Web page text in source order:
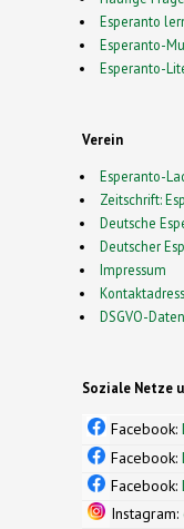
Esperanto
Esperanto-
Esperanto-
Verein
Esperanto-
Zeitschrift:
Deutsche
Deutscher
Impressum
DSGVO-
Soziale Netze
Facebook:
Facebook:
Facebook:
Instagram: